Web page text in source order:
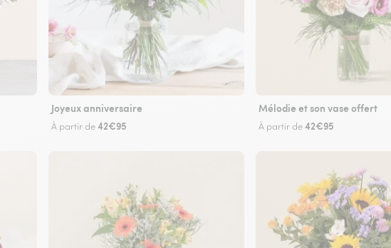
Joyeux anniversaire
À partir de42€95
Mélodie et son vase offert
À partir de42€95